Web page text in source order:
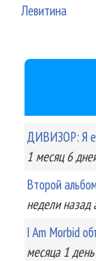
Левитина
ДИВИЗОР: Я
1 месяц 6
Второй
неделиназад
I Am Morbid
месяца 1 день